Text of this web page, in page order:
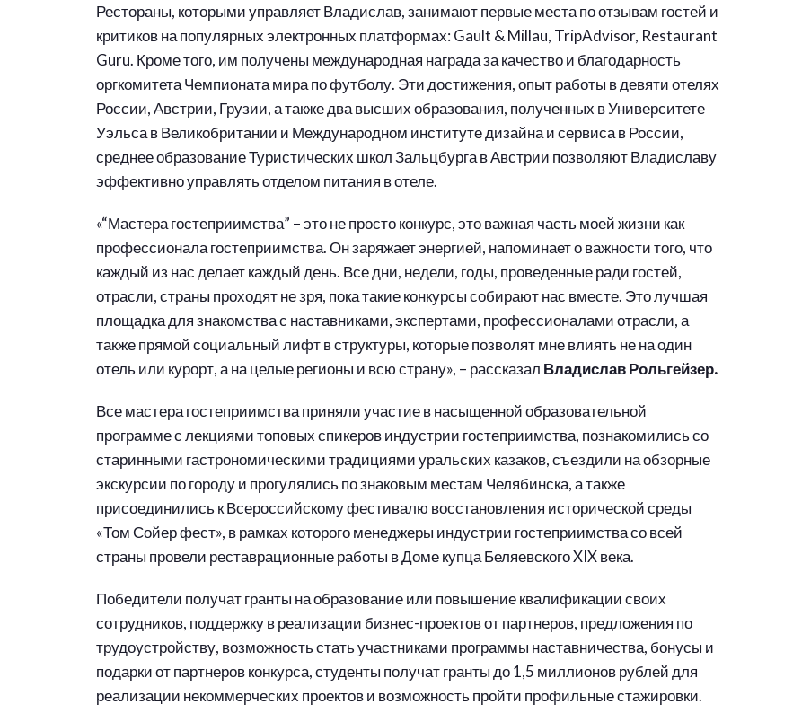
Рестораны, которыми управляет Владислав, занимают первые места по отзывам гостей и
критиков на популярных электронных платформах: Gault & Millau, TripAdvisor, Restaurant
Guru. Кроме того, им получены международная награда за качество и благодарность
оргкомитета Чемпионата мира по футболу. Эти достижения, опыт работы в девяти отелях
России, Австрии, Грузии, а также два высших образования, полученных в Университете
Уэльса в Великобритании и Международном институте дизайна и сервиса в России,
среднее образование Туристических школ Зальцбурга в Австрии позволяют Владиславу
эффективно управлять отделом питания в отеле.
«“Мастера гостеприимства” – это не просто конкурс, это важная часть моей жизни как
профессионала гостеприимства. Он заряжает энергией, напоминает о важности того, что
каждый из нас делает каждый день. Все дни, недели, годы, проведенные ради гостей,
отрасли, страны проходят не зря, пока такие конкурсы собирают нас вместе. Это лучшая
площадка для знакомства с наставниками, экспертами, профессионалами отрасли, а
также прямой социальный лифт в структуры, которые позволят мне влиять не на один
отель или курорт, а на целые регионы и всю страну», – рассказал Владислав Рольгейзер.
Все мастера гостеприимства приняли участие в насыщенной образовательной
программе с лекциями топовых спикеров индустрии гостеприимства, познакомились со
старинными гастрономическими традициями уральских казаков, съездили на обзорные
экскурсии по городу и прогулялись по знаковым местам Челябинска, а также
присоединились к Всероссийскому фестивалю восстановления исторической среды
«Том Сойер фест», в рамках которого менеджеры индустрии гостеприимства со всей
страны провели реставрационные работы в Доме купца Беляевского XIX века.
Победители получат гранты на образование или повышение квалификации своих
сотрудников, поддержку в реализации бизнес-проектов от партнеров, предложения по
трудоустройству, возможность стать участниками программы наставничества, бонусы и
подарки от партнеров конкурса, студенты получат гранты до 1,5 миллионов рублей для
реализации некоммерческих проектов и возможность пройти профильные стажировки.